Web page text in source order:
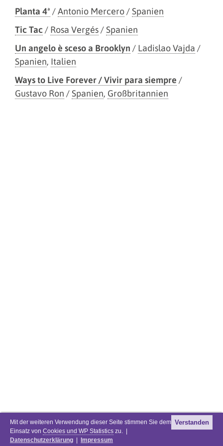
Mit der weiteren Verwendung dieser Seite stimmen Sie dem
Einsatz von Cookies und WP Statistics zu. |
Datenschutzerklärung
Impressum
Verstanden
Planta 4ª /Antonio Mercero/Spanien
Tic Tac/ Rosa Vergés/Spanien
Un angelo è sceso a Brooklyn / Ladislao Vajda /
Spanien, Italien
Ways to Live Forever / Vivir para siempre /
Gustavo Ron /Spanien, Großbritannien